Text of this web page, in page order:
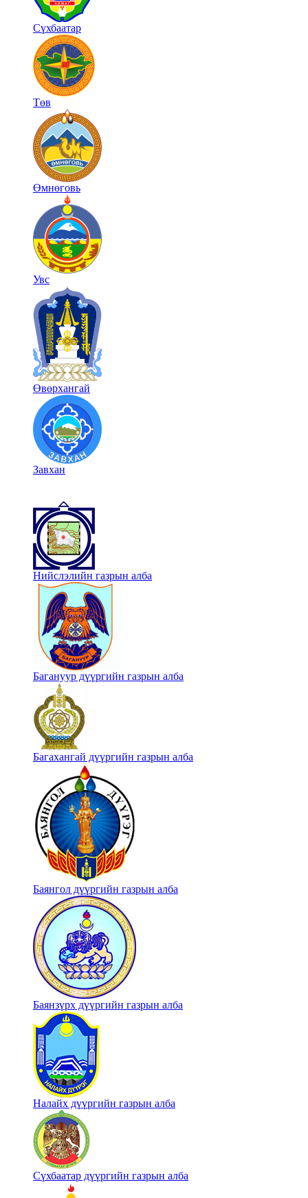
Сүхбаатар
Төв
Өмнөговь
Увс
Өвөрхангай
Завхан
Нийслэлийн газрын алба
Багануур дүүргийн газрын алба
Багахангай дүүргийн газрын алба
Баянгол дүүргийн газрын алба
Баянзүрх дүүргийн газрын алба
Налайх дүүргийн газрын алба
Сүхбаатар дүүргийн газрын алба